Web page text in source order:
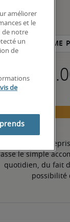
Apporte à
le simple
quotidien, du fait
possibilité
améliorer
et le
de notre
un
de
de